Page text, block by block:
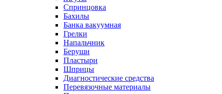
Спринцовка
Бахилы
Банка вакуумная
Грелки
Напальчник
Беруши
Пластыри
Шприцы
Диагностические средства
Перевязочные материалы